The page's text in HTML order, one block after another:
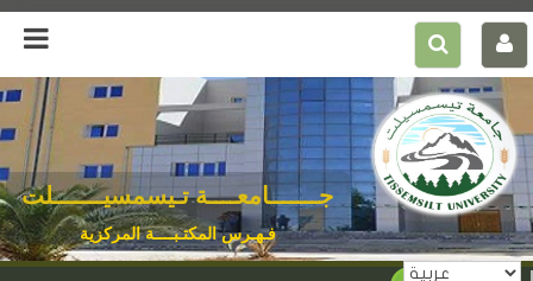
جـــــــامعــــة تـيسمسيـــــــلت
فـهـرس المكتـبــــة المركزية